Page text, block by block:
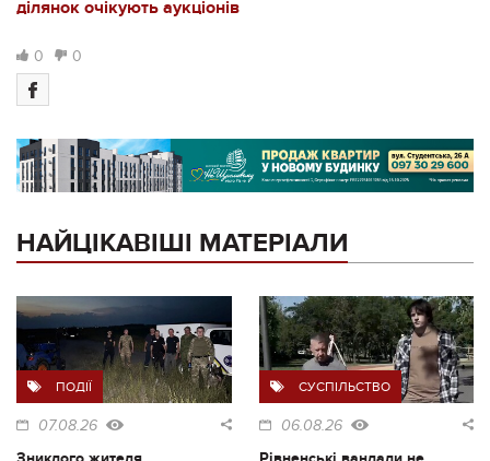
ділянок очікують аукціонів
0 0
НАЙЦІКАВІШІ МАТЕРІАЛИ
ПОДІЇ
07.08.26
СУСПІЛЬСТВО
06.08.26